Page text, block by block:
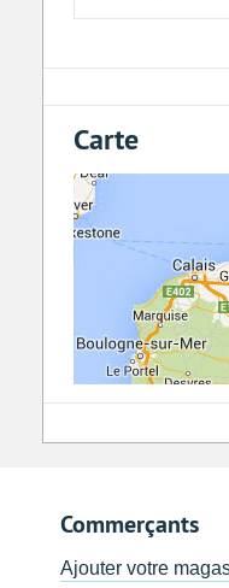
Carte
Commerçants
Ajouter votre